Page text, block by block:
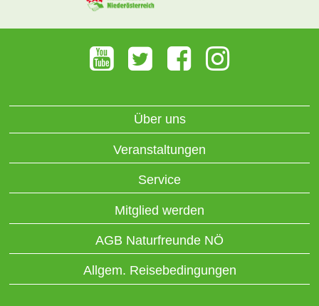
Über uns
Veranstaltungen
Service
Mitglied werden
AGB Naturfreunde NÖ
Allgem. Reisebedingungen